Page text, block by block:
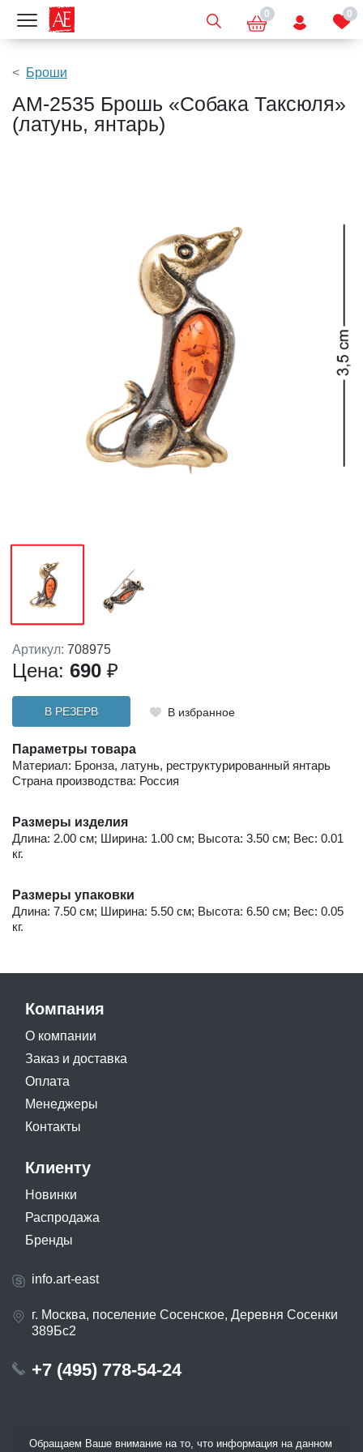
Показать меню 0 0
Броши
AM-2535 Брошь «Собака Таксюля»
(латунь, янтарь)
Артикул: 708975
Цена: 690 ₽
В РЕЗЕРВ В избранное
Параметры товара
Материал: Бронза, латунь, реструктурированный янтарь
Страна производства: Россия
Размеры изделия
Длина: 2.00 см; Ширина: 1.00 см; Высота: 3.50 см; Вес: 0.01
кг.
Размеры упаковки
Длина: 7.50 см; Ширина: 5.50 см; Высота: 6.50 см; Вес: 0.05
кг.
Компания
О компании
Заказ и доставка
Оплата
Менеджеры
Контакты
Клиенту
Новинки
Распродажа
Бренды
info.art-east
г. Москва, поселение Сосенское, Деревня Сосенки
389Бс2
+7 (495) 778-54-24
Обращаем Ваше внимание на то, что информация на данном